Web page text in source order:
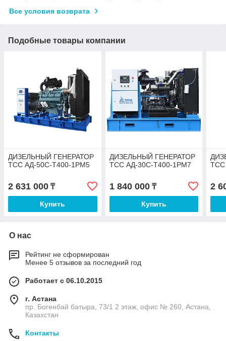
Все условия возврата
Подобные товары компании
ДИЗЕЛЬНЫЙ ГЕНЕРАТОР
ТСС АД-50С-Т400-1РМ5
2 631 000 ₸
Купить
ДИЗЕЛЬНЫЙ ГЕНЕРАТОР
ТСС АД-30С-Т400-1РМ7
1 840 000₸
Купить
ТСС
2
О нас
Рейтинг не сформирован
Менее 5 отзывов за последний год
Работает с 06.10.2015
г. Астана
пр. Богенбай батыра, 73/1 2 этаж, офис № 260, Астана,
Казахстан
Контакты